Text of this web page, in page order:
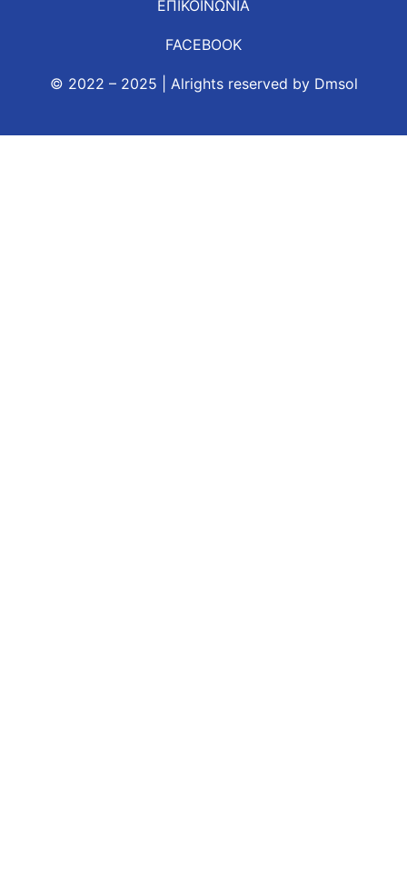
© 2022 – 2025 | Alrights reserved by Dmsol
FACEBOOK
ΕΠΙΚΟΙΝΩΝΙΑ